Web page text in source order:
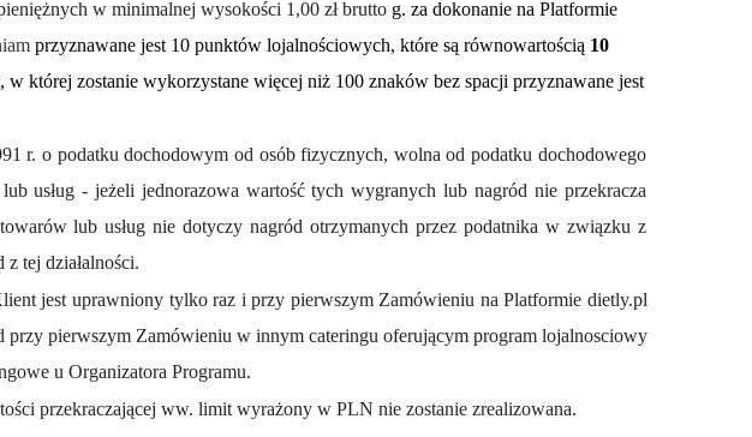
w minimalnej wysokości 1,00 zł brutto g. za dokonanie na Platformie
przyznawane jest 10 punktów lojalnościowych, które są równowartością 10
w której zostanie wykorzystane więcej niż 100 znaków bez spacjiprzyznawane jest
r. o podatku dochodowym od osób fizycznych, wolna od podatku dochodowego
usług - jeżeli jednorazowa wartość tych wygranych lub nagród nie przekracza
lub usług nie dotyczy nagród otrzymanych przez podatnika w związku z
tej działalności.
jest uprawniony tylko raz i przy pierwszym Zamówieniu na Platformie dietly.pl
pierwszym Zamówieniu w innym cateringu oferującym program lojalnosciowy
u Organizatora Programu.
przekraczającej ww. limit wyrażony w PLN nie zostanie zrealizowana.